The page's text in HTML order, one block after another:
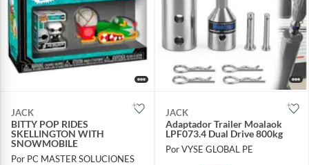
JACK
BITTY POP RIDES
SKELLINGTON WITH
SNOWMOBILE
Por PC MASTER SOLUCIONES
JACK
Adaptador Trailer Moalaok
LPF073.4 Dual Drive 800kg
Por VYSE GLOBAL PE